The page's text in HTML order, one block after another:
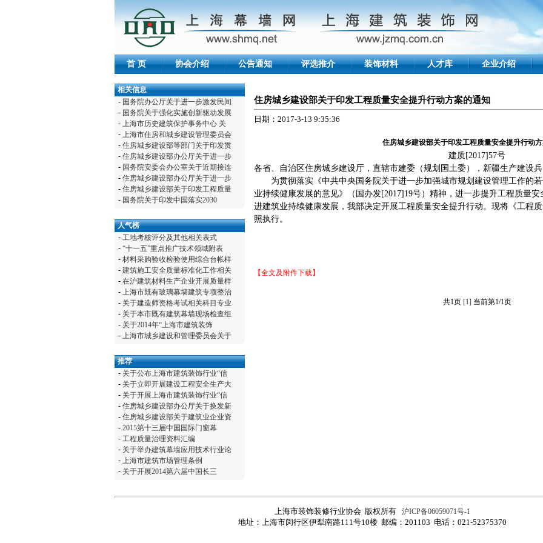
首 页 协会介绍 公告通知 评选推介 装饰材料 人才库 企业介绍
相关信息
- 国务院办公厅关于进一步激发民间
- 国务院关于强化实施创新驱动发展
- 上海市历史建筑保护事务中心 关
- 上海市住房和城乡建设管理委员会
- 住房城乡建设部等部门关于印发贯
- 住房城乡建设部办公厅关于进一步
- 国务院安委会办公室关于近期接连
- 住房城乡建设部办公厅关于进一步
- 住房城乡建设部关于印发工程质量
- 国务院关于印发中国落实2030
人气榜
- 工地考核评分及其他相关表式
- “十一五”重点推广技术领域附表
- 材料采购验收检验使用综合台帐样
- 建筑施工安全质量标准化工作相关
- 在沪建筑材料生产企业开展质量样
- 上海市既有玻璃幕墙建筑专项整治
- 关于建造师资格考试相关科目专业
- 关于本市既有建筑幕墙现场检查组
- 关于2014年“上海市建筑装饰
- 上海市城乡建设和管理委员会关于
推荐
- 关于公布上海市建筑装饰行业“信
- 关于立即开展建设工程安全生产大
- 关于开展上海市建筑装饰行业“信
- 住房城乡建设部办公厅关于换发新
- 住房城乡建设部关于建筑业企业资
- 2015第十三届中国国际门窗幕
- 工程质量治理资料汇编
- 关于举办建筑幕墙应用技术行业论
- 上海市建筑市场管理条例
- 关于开展2014第六届中国长三
住房城乡建设部关于印发工程质量安全提升行动方案的通知
日期：2017-3-13 9:35:36
住房城乡建设部关于印发工程质量安全提升行动
建质[2017]57号
各省、自治区住房城乡建设厅，直辖市建委（规划国土委），新疆生产建设
为贯彻落实《中共中央国务院关于进一步加强城市规划建设管理工作的
业持续健康发展的意见》（国办发[2017]19号）精神，进一步提升工程质量
进建筑业持续健康发展，我部决定开展工程质量安全提升行动。现将《工程
照执行。
【全文及附件下载】
共1页 [1] 当前第1/1页
上海市装饰装修行业协会 版权所有
沪ICP备06059071号-1
地址：上海市闵行区伊犁南路111号10楼 邮编：201103 电话：021-52375370